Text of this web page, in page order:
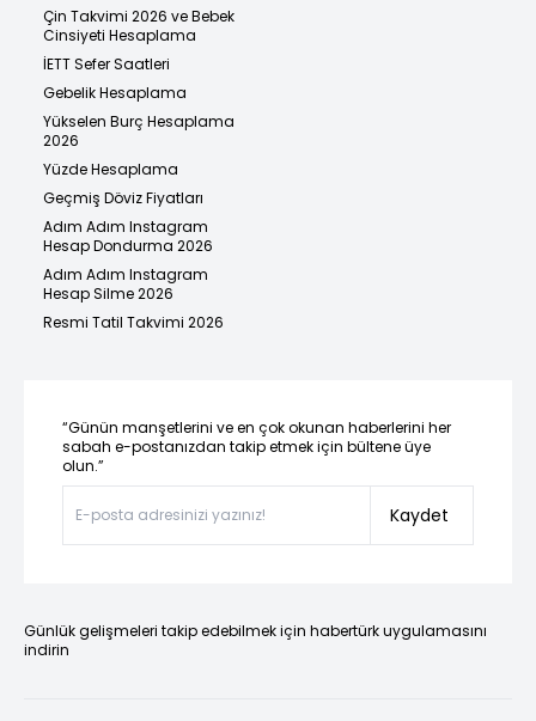
Çin Takvimi 2026 ve Bebek
Cinsiyeti Hesaplama
İETT Sefer Saatleri
Gebelik Hesaplama
Yükselen Burç Hesaplama
2026
Yüzde Hesaplama
Geçmiş Döviz Fiyatları
Adım Adım Instagram
Hesap Dondurma 2026
Adım Adım Instagram
Hesap Silme 2026
Resmi Tatil Takvimi 2026
“Günün manşetlerini ve en çok okunan haberlerini her
sabah e-postanızdan takip etmek için bültene üye
olun.”
Kaydet
Günlük gelişmeleri takip edebilmek için habertürk uygulamasını
indirin